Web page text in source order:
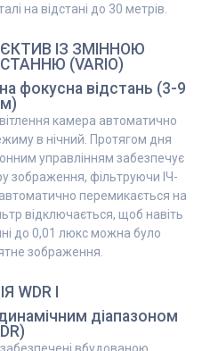
на відстані до 30 метрів.
ІЗ ЗМІННОЮ
(VARIO)
фокусна відстань (3-9
камера автоматично
в нічний. Протягом дня
управлінням забезпечує
зображення, фільтруючи ІЧ-
перемикається на
відключається, щоб навіть
до 0,01 люкс можна було
зображення.
WDR I
діапазоном